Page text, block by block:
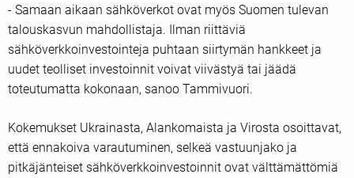
- Samaan aikaan sähköverkot ovat myös Suomen tulevan
talouskasvun mahdollistaja. Ilman riittäviä
sähköverkkoinvestointeja puhtaan siirtymän hankkeet ja
uudet teolliset investoinnit voivat viivästyä tai jäädä
toteutumatta kokonaan, sanoo Tammivuori.
Kokemukset Ukrainasta, Alankomaista ja Virosta osoittavat,
että ennakoiva varautuminen, selkeä vastuunjako ja
pitkäjänteiset sähköverkkoinvestoinnit ovat välttämättömiä